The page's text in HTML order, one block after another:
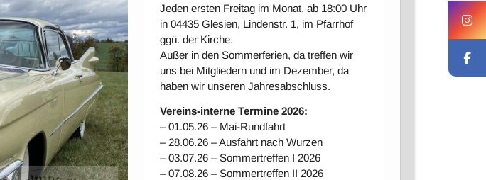
Jeden ersten Freitag im Monat, ab 18:00 Uhr
in 04435 Glesien, Lindenstr. 1, im Pfarrhof
ggü. der Kirche.
Außer in den Sommerferien, da treffen wir
uns bei Mitgliedern und im Dezember, da
haben wir unseren Jahresabschluss.
Vereins-interne Termine 2026:
– 01.05.26 – Mai-Rundfahrt
– 28.06.26 – Ausfahrt nach Wurzen
– 03.07.26 – Sommertreffen I 2026
– 07.08.26 – Sommertreffen II 2026